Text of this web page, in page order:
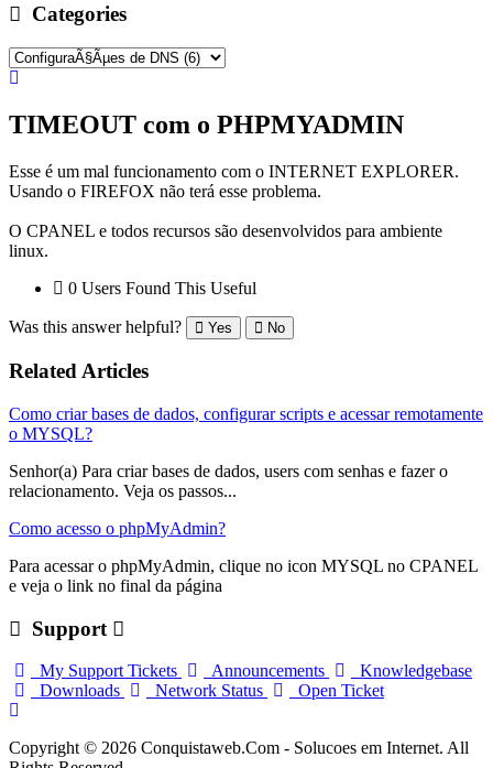
Categories
TIMEOUT com o PHPMYADMIN
Esse é um mal funcionamento com o INTERNET EXPLORER.
Usando o FIREFOX não terá esse problema.
O CPANEL e todos recursos são desenvolvidos para ambiente
linux.
0 Users Found This Useful
Was this answer helpful? Yes No
Related Articles
Como criar bases de dados, configurar scripts e acessar remotamente
o MYSQL?
Senhor(a) Para criar bases de dados, users com senhas e fazer o
relacionamento. Veja os passos...
Como acesso o phpMyAdmin?
Para acessar o phpMyAdmin, clique no icon MYSQL no CPANEL
e veja o link no final da página
Support
My Support Tickets Announcements
Knowledgebase
Downloads
Network Status Open Ticket
Copyright © 2026 Conquistaweb.Com - Solucoes em Internet. All